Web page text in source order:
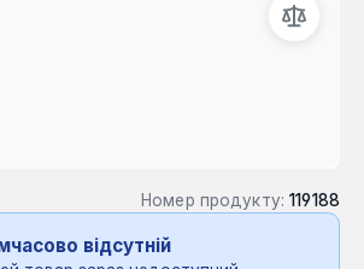
Номер продукту: 119188
відсутній